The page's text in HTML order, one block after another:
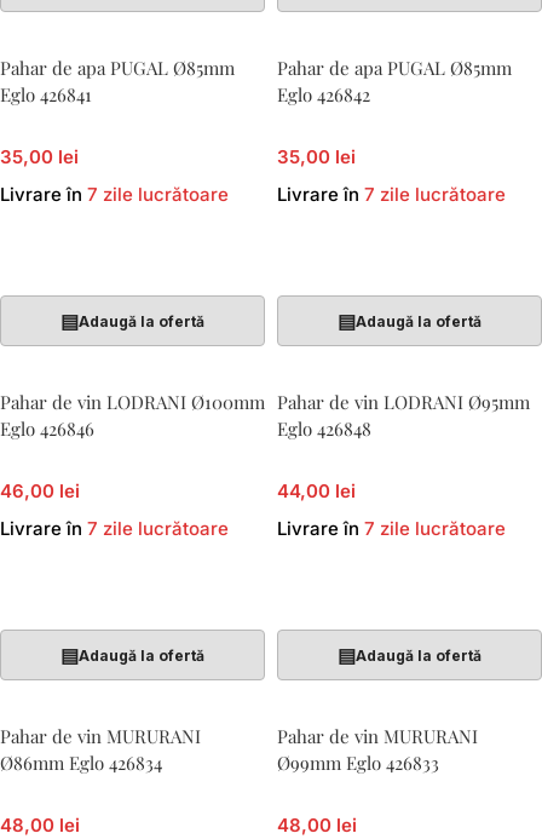
Pahar de apa PUGAL Ø85mm
Eglo 426841
35,00 lei
Livrare în 7 zile lucrătoare
▤Adaugă la ofertă
Pahar de apa PUGAL Ø85mm
Eglo 426842
35,00 lei
Livrare în 7 zile lucrătoare
▤Adaugă la ofertă
Pahar de vin LODRANI Ø100mm
Eglo 426846
46,00 lei
Livrare în 7 zile lucrătoare
▤Adaugă la ofertă
Pahar de vin LODRANI Ø95mm
Eglo 426848
44,00 lei
Livrare în 7 zile lucrătoare
▤Adaugă la ofertă
Pahar de vin MURURANI
Ø86mm Eglo 426834
48,00 lei
Pahar de vin MURURANI
Ø99mm Eglo 426833
48,00 lei